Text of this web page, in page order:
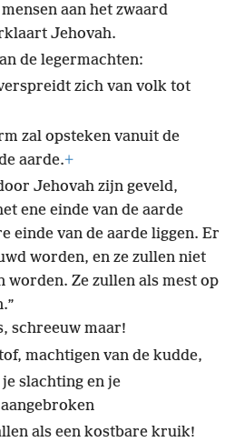
aan het zwaard
Jehovah.
de legermachten:
zich van volk tot
zal opsteken vanuit de
aarde.+
Jehovah zijn geveld,
ene einde van de aarde
einde van de aarde liggen. Er
worden, en ze zullen niet
worden. Ze zullen als mest op
schreeuw maar!
machtigen van de kudde,
slachting en je
als een kostbare kruik!